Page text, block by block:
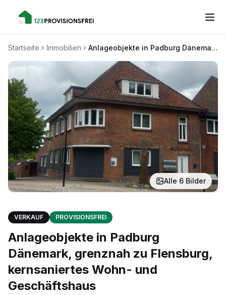
Startseite Immobilien Anlageobjekte in Padburg Dänemark, grenznah zu Flensburg, kernsaniertes Wohn- und Geschäftshaus
Alle 6 Bilder
VERKAUF PROVISIONSFREI
Anlageobjekte in Padburg
Dänemark, grenznah zu Flensburg,
kernsaniertes Wohn- und
Geschäftshaus